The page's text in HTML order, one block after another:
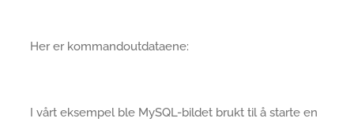
Her er kommandoutdataene:
I vårt eksempel ble MySQL-bildet brukt til å starte en